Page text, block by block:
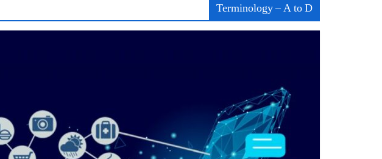
Terminology – A to D